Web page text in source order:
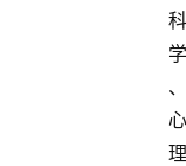
科
学
、
心
理